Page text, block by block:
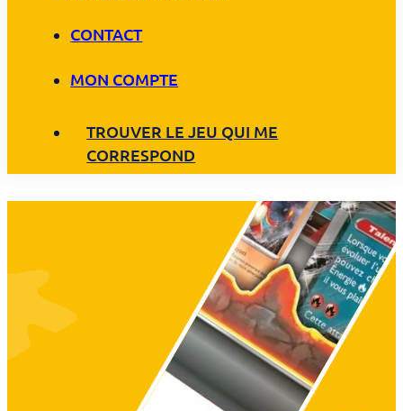
CONTACT
MON COMPTE
TROUVER LE JEU QUI ME
CORRESPOND